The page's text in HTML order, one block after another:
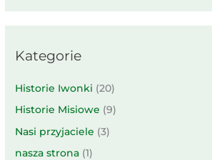
Kategorie
Historie Iwonki (20)
Historie Misiowe (9)
Nasi przyjaciele (3)
nasza strona (1)